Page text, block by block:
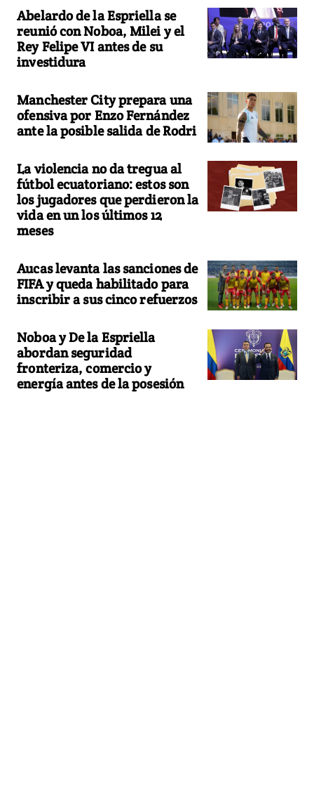
Abelardo de la Espriella se
reunió con Noboa, Milei y el
Rey Felipe VI antes de su
investidura
Manchester City prepara una
ofensiva por Enzo Fernández
ante la posible salida de Rodri
La violencia no da tregua al
fútbol ecuatoriano: estos son
los jugadores que perdieron la
vida en un los últimos 12
meses
Aucas levanta las sanciones de
FIFA y queda habilitado para
inscribir a sus cinco refuerzos
Noboa y De la Espriella
abordan seguridad
fronteriza, comercio y
energía antes de la posesión